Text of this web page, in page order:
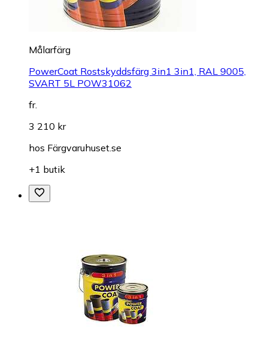
Målarfärg
PowerCoat Rostskyddsfärg 3in1 3in1, RAL 9005,
SVART 5L POW31062
fr.
3 210 kr
hos Färgvaruhuset.se
+1 butik